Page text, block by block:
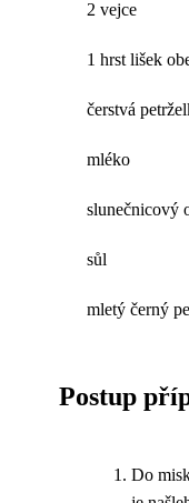
2 vejce
1 hrst lišek
čerstvá
mléko
slunečnicový
sůl
mletý černý
Postup
Do